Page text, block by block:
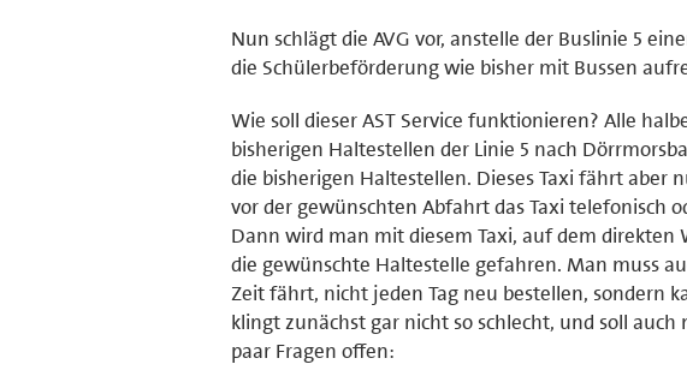
Nun schlägt die AVG vor, anstelle der Buslinie 5
die Schülerbeförderung wie bisher mit Bussen
Wie soll dieser AST Service funktionieren? Alle
bisherigen Haltestellen der Linie 5 nach
die bisherigen Haltestellen. Dieses Taxi fährt aber
vor der gewünschten Abfahrt das Taxi telefonisch
Dann wird man mit diesem Taxi, auf dem direkten
die gewünschte Haltestelle gefahren. Man muss
Zeit fährt, nicht jeden Tag neu bestellen, sondern
klingt zunächst gar nicht so schlecht, und soll
paar Fragen offen: